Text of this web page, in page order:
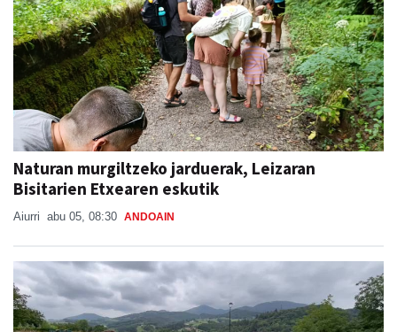
Naturan murgiltzeko jarduerak, Leizaran
Bisitarien Etxearen eskutik
Aiurri abu 05, 08:30 ANDOAIN